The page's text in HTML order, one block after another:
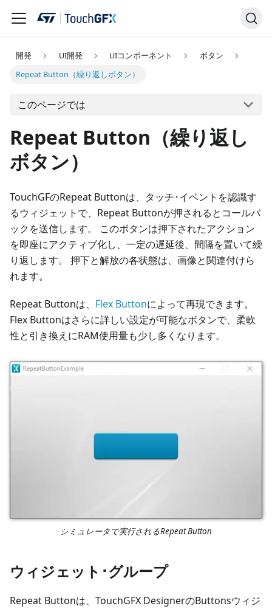
開発 UI開発 UIコンポーネント
ボタン
Repeat Button（繰り返しボタン）
このページでは
Repeat Button（繰り返し
ボタン）
TouchGFのRepeat Buttonは、タッチ･イベントを認識す
るウィジェットで、Repeat Buttonが押されるとコールバ
ックを送信します。 このボタンは押下されたアクション
を即座にアクティブ化し、一定の遅延後、間隔を置いて繰
り返します。 押下と解放の各状態は、画像と関連付けら
れます。
Repeat Buttonは、 Flex Buttonによって再現できます。
Flex Buttonはさらに詳しい設定が可能なボタンで、柔軟
性と引き換えにRAM使用量も少し多くなります。
シミュレータで実行されるRepeat Button
ウィジェット･グループ
Repeat Buttonは、TouchGFX DesignerのButtonsウィジ